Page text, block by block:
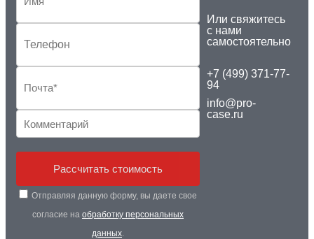
Рассчитать стоимость
Отправляя данную форму, вы даете свое
согласие на обработку персональных
данных
Или свяжитесь
с нами
самостоятельно
+7 (499) 371-77-
94
info@pro-
case.ru